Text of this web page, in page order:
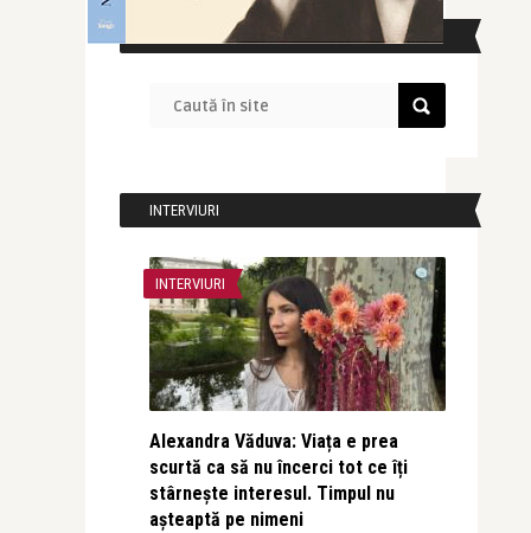
CAUTĂ ÎN SITE
INTERVIURI
INTERVIURI
Alexandra Văduva: Viața e prea
scurtă ca să nu încerci tot ce îți
stârnește interesul. Timpul nu
așteaptă pe nimeni